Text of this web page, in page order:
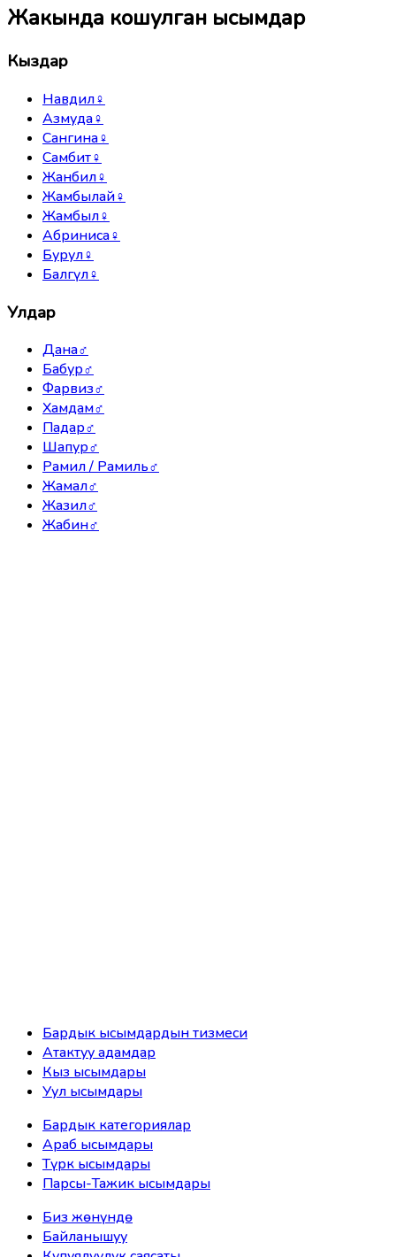
Жакында кошулган ысымдар
Кыздар
Навдил♀
Азмуда♀
Сангина♀
Самбит♀
Жанбил♀
Жамбылай♀
Жамбыл♀
Абриниса♀
Бурул♀
Балгүл♀
Улдар
Дана♂
Бабур♂
Фарвиз♂
Хамдам♂
Падар♂
Шапур♂
Рамил / Рамиль♂
Жамал♂
Жазил♂
Жабин♂
Бардык ысымдардын тизмеси
Атактуу адамдар
Кыз ысымдары
Уул ысымдары
Бардык категориялар
Араб ысымдары
Түрк ысымдары
Парсы-Тажик ысымдары
Биз жөнүндө
Байланышуу